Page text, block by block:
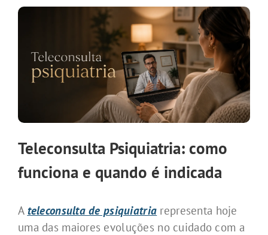
Teleconsulta Psiquiatria: como
funciona e quando é indicada
A teleconsulta de psiquiatria representa hoje
uma das maiores evoluções no cuidado com a